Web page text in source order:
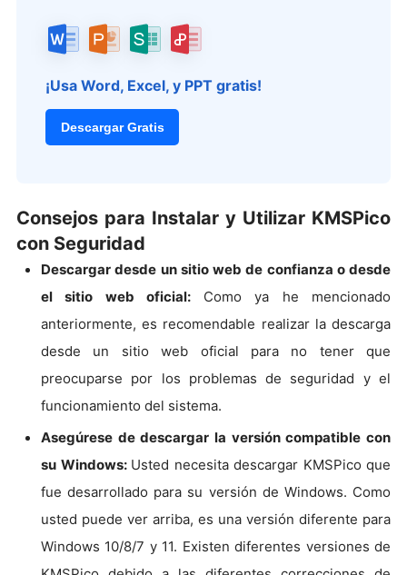
¡Usa Word, Excel, y PPT gratis!
Descargar Gratis
Consejos para Instalar y Utilizar KMSPico
con Seguridad
Descargar desde un sitio web de confianza o desde
el sitio web oficial: Como ya he mencionado
anteriormente, es recomendable realizar la descarga
desde un sitio web oficial para no tener que
preocuparse por los problemas de seguridad y el
funcionamiento del sistema.
Asegúrese de descargar la versión compatible con
su Windows: Usted necesita descargar KMSPico que
fue desarrollado para su versión de Windows. Como
usted puede ver arriba, es una versión diferente para
Windows 10/8/7 y 11. Existen diferentes versiones de